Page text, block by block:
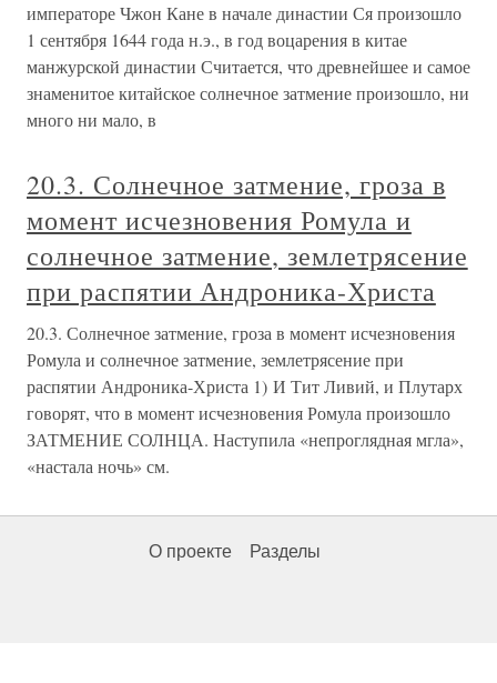
императоре Чжон Кане в начале династии Ся произошло
1 сентября 1644 года н.э., в год воцарения в китае
манжурской династии Считается, что древнейшее и самое
знаменитое китайское солнечное затмение произошло, ни
много ни мало, в
20.3. Солнечное затмение, гроза в
момент исчезновения Ромула и
солнечное затмение, землетрясение
при распятии Андроника-Христа
20.3. Солнечное затмение, гроза в момент исчезновения
Ромула и солнечное затмение, землетрясение при
распятии Андроника-Христа 1) И Тит Ливий, и Плутарх
говорят, что в момент исчезновения Ромула произошло
ЗАТМЕНИЕ СОЛНЦА. Наступила «непроглядная мгла»,
«настала ночь» см.
О проекте Разделы